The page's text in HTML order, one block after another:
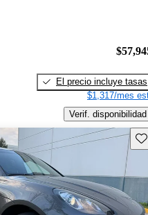
El precio incluye tasas
$1,317/mes
Verif. disponibilidad